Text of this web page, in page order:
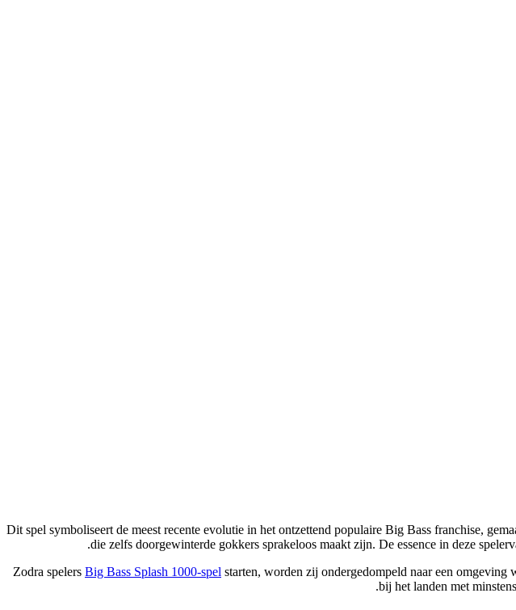
Dit spel symboliseert de meest recente evolutie in het ontzettend populaire Big Bass franchise,
die zelfs doorgewinterde gokkers sprakeloos maakt zijn. De essence in deze
Zodra spelers Big Bass Splash 1000-spel starten, worden zij ondergedompeld naar een
bij het landen met